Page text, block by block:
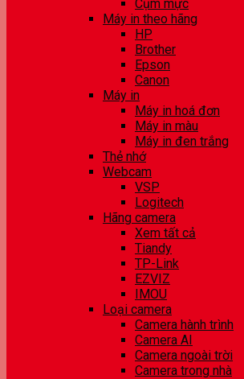
Cụm mực
Máy in theo hãng
HP
Brother
Epson
Canon
Máy in
Máy in hoá đơn
Máy in màu
Máy in đen trắng
Thẻ nhớ
Webcam
VSP
Logitech
Hãng camera
Xem tất cả
Tiandy
TP-Link
EZVIZ
IMOU
Loại camera
Camera hành trình
Camera AI
Camera ngoài trời
Camera trong nhà